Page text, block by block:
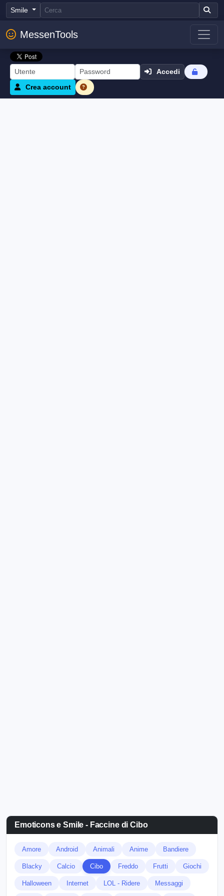
Smile
MessenTools
Accedi
Crea account
Emoticons e Smile - Faccine di Cibo
Amore Android Animali Anime Bandiere
Blacky Calcio Cibo Freddo Frutti Giochi
Halloween Internet LOL - Ridere Messaggi